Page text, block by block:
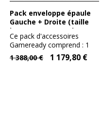
Pack enveloppe épaule
Gauche + Droite (taille
large) - Gameready
Ce pack d'accessoires
Gameready comprend : 1
enveloppe de froid épaule...
1 388,00 € 1 179,80 €